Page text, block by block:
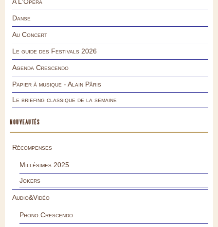
A L'Opéra
Danse
Au Concert
Le guide des Festivals 2026
Agenda Crescendo
Papier à musique - Alain Pâris
Le briefing classique de la semaine
NOUVEAUTÉS
Récompenses
Millésimes 2025
Jokers
Audio&Vidéo
Phono.Crescendo